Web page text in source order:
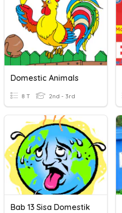
Domestic Animals
8 T 2nd - 3rd
Bab 13 Sisa Domestik